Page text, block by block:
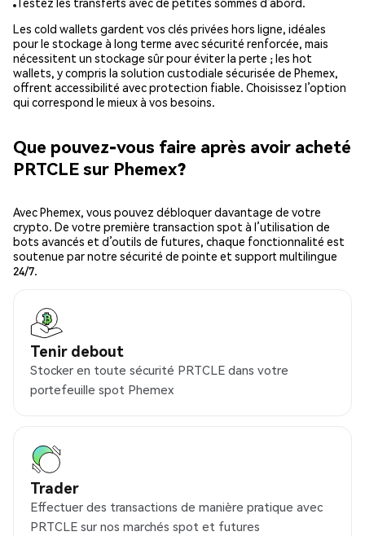
Les cold wallets gardent vos clés privées hors ligne, idéales
pour le stockage à long terme avec sécurité renforcée, mais
nécessitent un stockage sûr pour éviter la perte ; les hot
wallets, y compris la solution custodiale sécurisée de Phemex,
offrent accessibilité avec protection fiable. Choisissez l’option
qui correspond le mieux à vos besoins.
Que pouvez-vous faire après avoir acheté
PRTCLE sur Phemex?
Avec Phemex, vous pouvez débloquer davantage de votre
crypto. De votre première transaction spot à l’utilisation de
bots avancés et d’outils de futures, chaque fonctionnalité est
soutenue par notre sécurité de pointe et support multilingue
24/7.
Tenir debout
Stocker en toute sécurité PRTCLE dans votre
portefeuille spot Phemex
Trader
Effectuer des transactions de manière pratique avec
PRTCLE sur nos marchés spot et futures